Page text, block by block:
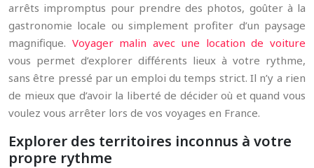
arrêts impromptus pour prendre des photos, goûter à la
gastronomie locale ou simplement profiter d’un paysage
magnifique. Voyager malin avec une location de voiture
vous permet d’explorer différents lieux à votre rythme,
sans être pressé par un emploi du temps strict. Il n’y a rien
de mieux que d’avoir la liberté de décider où et quand vous
voulez vous arrêter lors de vos voyages en France.
Explorer des territoires inconnus à votre
propre rythme